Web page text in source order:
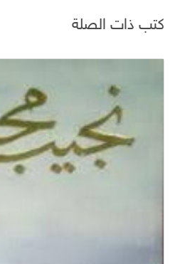
كتب ذات الصلة